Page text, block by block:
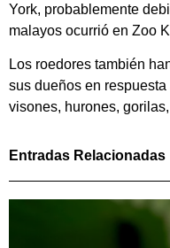
York, probablemente
malayos ocurrió en Zoo
Los roedores también
sus dueños en
visones, hurones,
Entradas Relacionadas